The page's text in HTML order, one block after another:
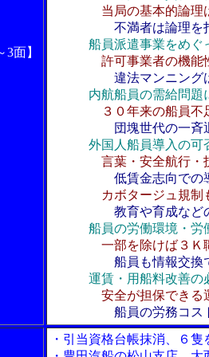
3面】
当局の基本的論理
不満者は論理を
船員派遣事業をめぐ
許可事業者の機能
違法マンニング
内航船員の需給問題
３０年来の船員不
団塊世代の一斉
外国人船員導入の可
言葉・安全航行・
低賃金志向での
カボタージュ規制
教育や育成など
船員の労働環境・労
一部を除けば３Ｋ
船員も情報交換
運賃・用船料改善の
安全が担保できる
船員の労務コス
・引当資格台帳抹消、６隻